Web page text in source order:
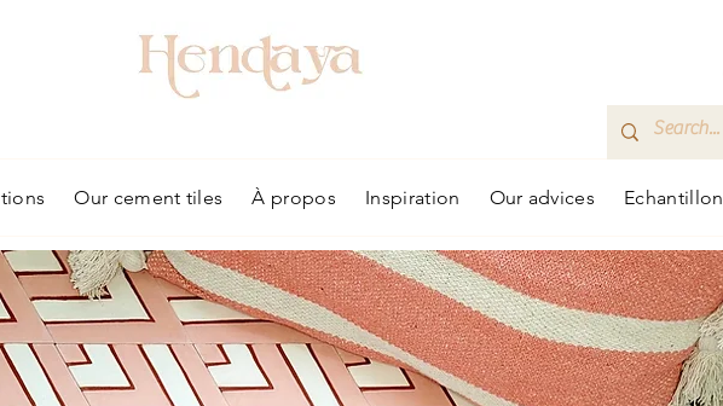
Our cement tiles À propos Inspiration Our advices Echantillon